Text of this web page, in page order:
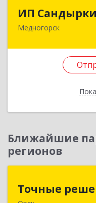
ИП
Медногорск462270,
Ближайшие
регионов
Точные